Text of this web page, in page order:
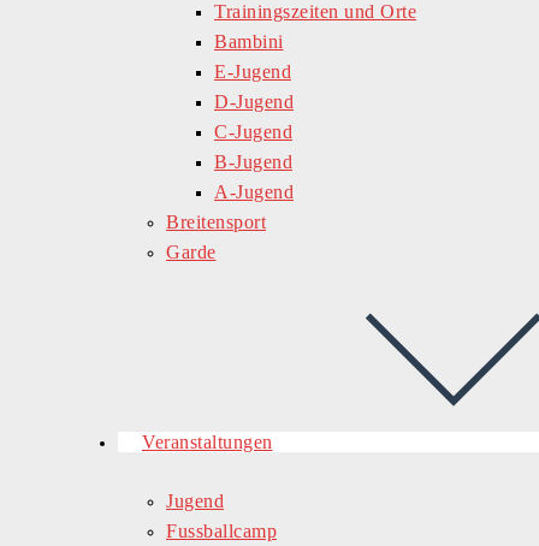
Trainingszeiten und Orte
Bambini
E-Jugend
D-Jugend
C-Jugend
B-Jugend
A-Jugend
Breitensport
Garde
Veranstaltungen
Jugend
Fussballcamp